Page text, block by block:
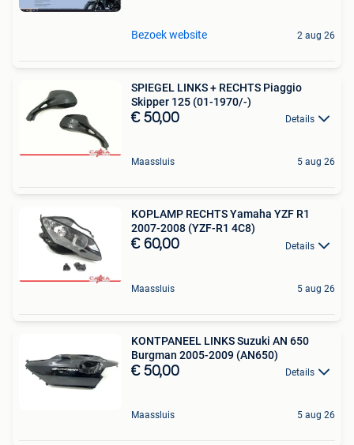
Bezoek website 2 aug 26
SPIEGEL LINKS + RECHTS Piaggio
Skipper 125 (01-1970/-)
€ 50,00 Details
Maassluis 5 aug 26
KOPLAMP RECHTS Yamaha YZF R1
2007-2008 (YZF-R1 4C8)
€ 60,00 Details
Maassluis 5 aug 26
KONTPANEEL LINKS Suzuki AN 650
Burgman 2005-2009 (AN650)
€ 50,00 Details
Maassluis 5 aug 26